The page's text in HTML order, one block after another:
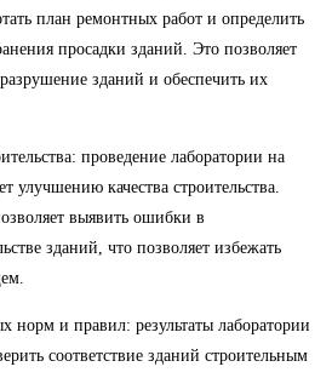
план ремонтных работ и определить
просадки зданий. Это позволяет
зданий и обеспечить их
проведение лаборатории на
улучшению качества строительства.
выявить ошибки в
зданий, что позволяет избежать
норм и правил: результаты лаборатории
соответствие зданий строительным